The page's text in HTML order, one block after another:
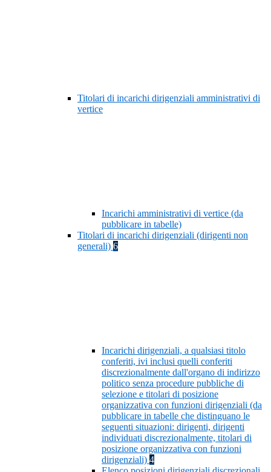
Titolari di incarichi dirigenziali amministrativi di
vertice
Incarichi amministrativi di vertice (da
pubblicare in tabelle)
Titolari di incarichi dirigenziali (dirigenti non
generali) 6
Incarichi dirigenziali, a qualsiasi titolo
conferiti, ivi inclusi quelli conferiti
discrezionalmente dall'organo di indirizzo
politico senza procedure pubbliche di
selezione e titolari di posizione
organizzativa con funzioni dirigenziali (da
pubblicare in tabelle che distinguano le
seguenti situazioni: dirigenti, dirigenti
individuati discrezionalmente, titolari di
posizione organizzativa con funzioni
dirigenziali) 4